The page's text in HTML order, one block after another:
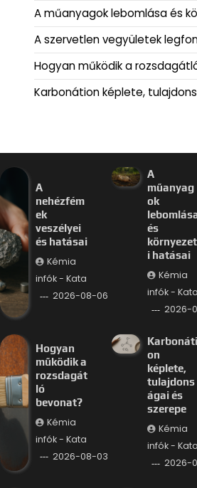
A műanyagok lebomlása és
A szervetlen vegyületek
Hogyan működik a
Karbonátion képlete,
A
nehézfém
ek
veszélyei
és hatásai
Kémia
infók - Kata
2026-08-06
A
műanyag
ok
és
környezet
i hatásai
Kémia
infók - Kata
2026-
Hogyan
működik a
rozsdagát
ló
bevonat?
Kémia
infók - Kata
2026-08-03
Karbonáti
on
képlete,
tulajdons
ágai és
szerepe
Kémia
infók - Kata
2026-